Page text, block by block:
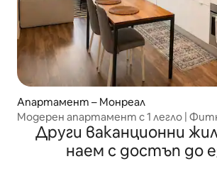
Апартамент – Монреал
Модерен апартамент с 1 легло |
климатик и работно пространство
Други ваканционни
наем с достъп до